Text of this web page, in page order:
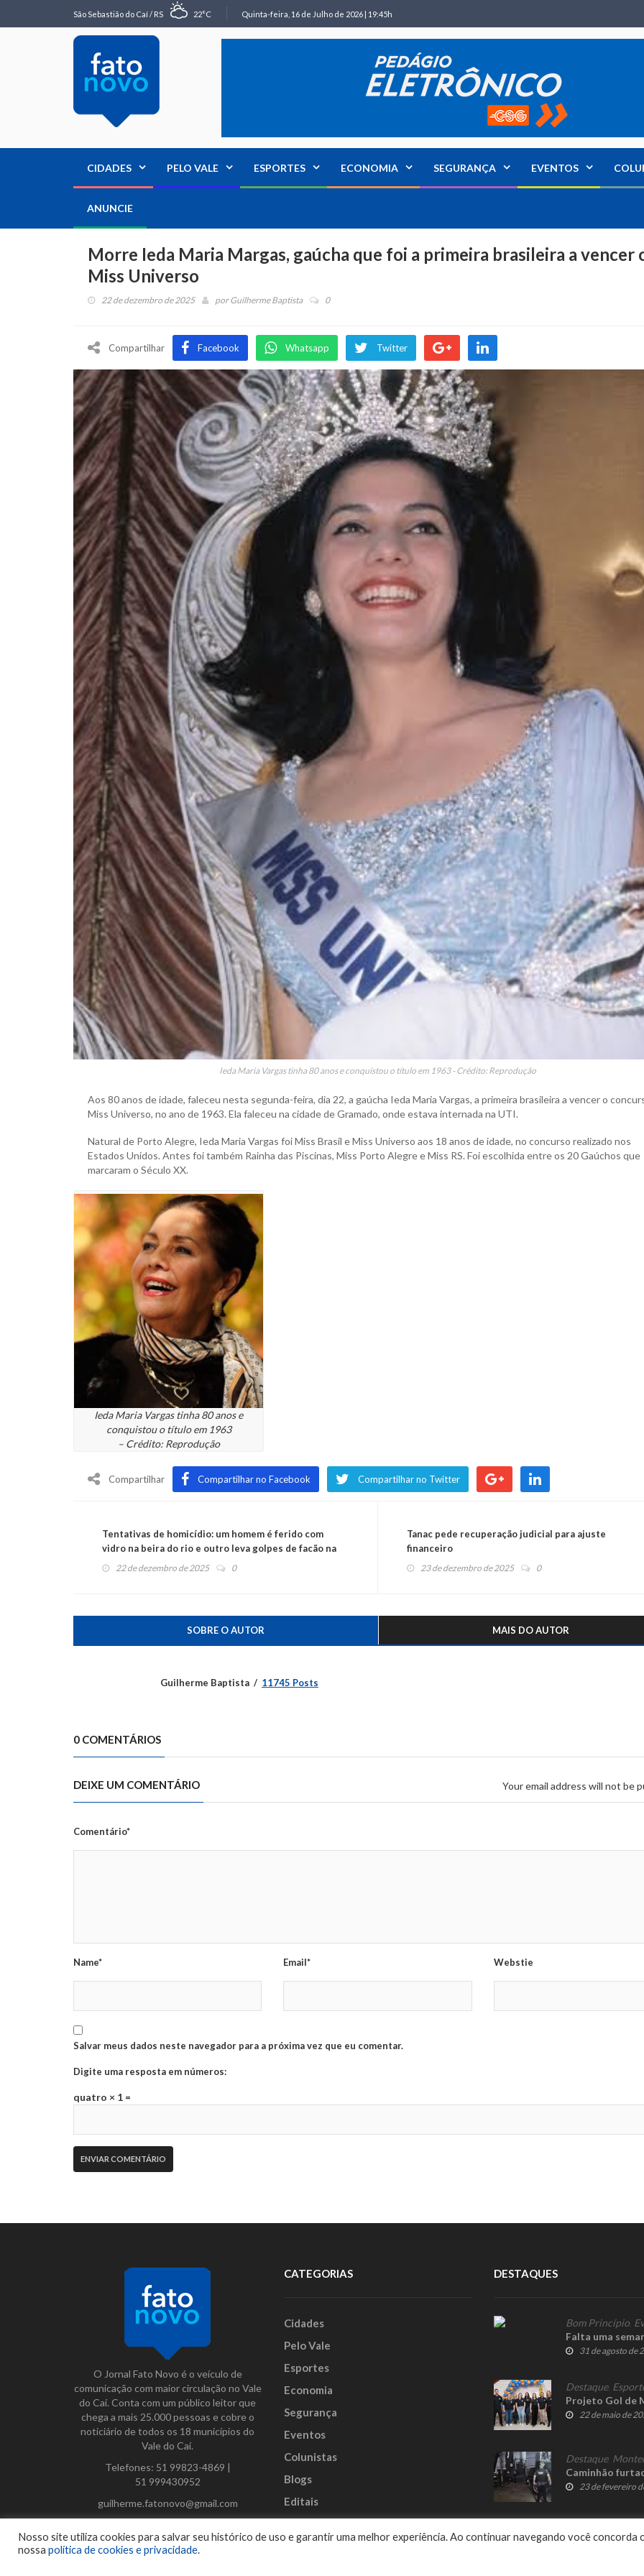
São Sebastião do Caí / RS 22°C Quinta-feira, 16 de Julho de 2026 | 19:45h
CIDADES PELO VALE ESPORTES ECONOMIA SEGURANÇA EVENTOS
ANUNCIE
Morre Ieda Maria Margas, gaúcha que foi a primeira brasileira a vencer
Miss Universo
22 de dezembro de 2025 porGuilherme Baptista 0
Compartilhar Facebook Whatsapp Twitter
Ieda Maria Vargas tinha 80 anos e conquistou o título em 1963 - Crédito: Reprodução
Aos 80 anos de idade, faleceu nesta segunda-feira, dia 22, a gaúcha Ieda Maria Vargas, a primeira brasileira a vencer o
Miss Universo, no ano de 1963. Ela faleceu na cidade de Gramado, onde estava internada na UTI.
Natural de Porto Alegre, Ieda Maria Vargas foi Miss Brasil e Miss Universo aos 18 anos de idade, no concurso realizado nos
Estados Unidos. Antes foi também Rainha das Piscinas, Miss Porto Alegre e Miss RS. Foi escolhida entre os 20 Gaúchos que
marcaram o Século XX.
Ieda Maria Vargas tinha 80 anos e
conquistou o título em 1963
– Crédito: Reprodução
Compartilhar Compartilhar no Facebook Compartilhar no Twitter
Tentativas de homicídio: um homem é ferido com
vidro na beira do rio e outro leva golpes de facão na
Industrial
22 de dezembro de 2025 0
Tanac pede recuperação judicial para ajuste
financeiro
23 de dezembro de 2025 0
SOBRE O AUTOR MAIS DO AUTOR
Guilherme Baptista 11745 Posts
0 COMENTÁRIOS
DEIXE UM COMENTÁRIO Your email address will not be
Comentário*
Name* Email* Webstie
Salvar meus dados neste navegador para a próxima vez que eu comentar.
Digite uma resposta em números:
quatro × 1 =
O Jornal Fato Novo é o veículo de
comunicação com maior circulação no Vale
do Caí. Conta com um público leitor que
chega a mais 25.000 pessoas e cobre o
noticiário de todos os 18 municípios do
Vale do Caí.
Telefones: 51 99823-4869 |
51 999430952
guilherme.fatonovo@gmail.com
Facebook
Instagram
Twitter
CATEGORIAS
Cidades
Pelo Vale
Esportes
Economia
Segurança
Eventos
Colunistas
Blogs
Editais
DESTAQUES
Bom Princípio
Falta uma
31 de agosto de
Destaque,
Projeto Gol de
22 de maio de
Destaque,
Caminhão
23 de fevereiro
Nosso site utiliza cookies para salvar seu histórico de uso e garantir uma melhor experiência. Ao continuar navegando você concorda
nossa política de cookies e privacidade.